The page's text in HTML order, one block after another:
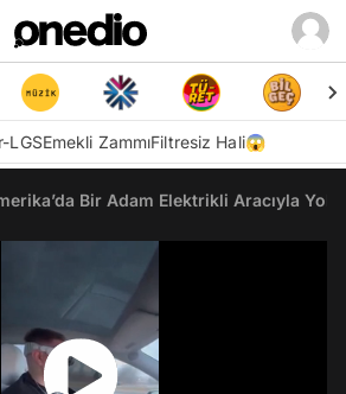
LGSEmekli ZammıFiltresiz Hali😱
Bir Adam Elektrikli Aracıyla